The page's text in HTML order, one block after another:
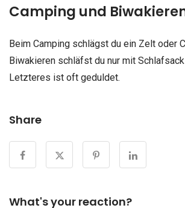
Camping und
Beim Camping schlägst du ein Zelt oder
Biwakieren schläfst du nur mit
Letzteres ist oft geduldet.
Share
What's your reaction?